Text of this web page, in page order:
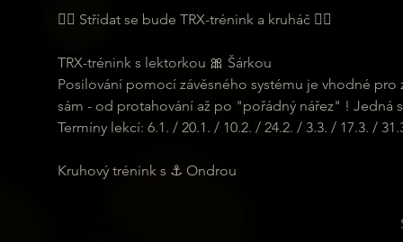
🏋️‍♂️ Střídat se bude TRX-trénink a kruháč 🏋️‍♂️
TRX-trénink s lektorkou 🎀 Šárkou
Posilování pomocí závěsného systému je vhodné
sám - od protahování až po "pořádný nářez" ! Jedná
Termíny lekcí: 6.1. / 20.1. / 10.2. / 24.2. / 3.3. / 17.3. /
Kruhový trénink s ⚓ Ondrou